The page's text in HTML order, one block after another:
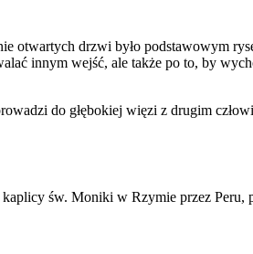
otwartych drzwi było podstawowym
innym wejść, ale także po to, by
do głębokiej więzi z drugim
kaplicy św. Moniki w Rzymie przez